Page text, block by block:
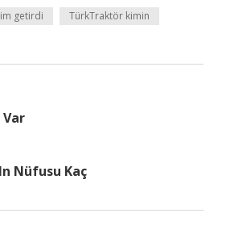
getirdi TürkTraktör kimin
Var
Nüfusu Kaç